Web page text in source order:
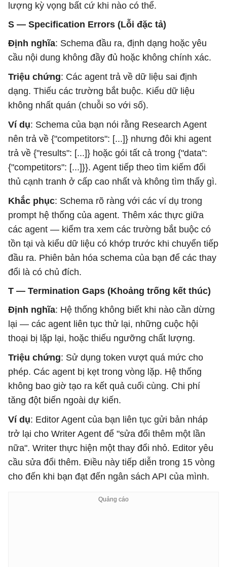
lượng kỳ vọng bất cứ khi nào có thể.
S — Specification Errors (Lỗi đặc tả)
Định nghĩa: Schema đầu ra, định dạng hoặc yêu
cầu nội dung không đầy đủ hoặc không chính xác.
Triệu chứng: Các agent trả về dữ liệu sai định
dạng. Thiếu các trường bắt buộc. Kiểu dữ liệu
không nhất quán (chuỗi so với số).
Ví dụ: Schema của bạn nói rằng Research Agent
nên trả về {"competitors": [...]} nhưng đôi khi agent
trả về {"results": [...]} hoặc gói tất cả trong {"data":
{"competitors": [...]}}. Agent tiếp theo tìm kiếm đối
thủ cạnh tranh ở cấp cao nhất và không tìm thấy gì.
Khắc phục: Schema rõ ràng với các ví dụ trong
prompt hệ thống của agent. Thêm xác thực giữa
các agent — kiểm tra xem các trường bắt buộc có
tồn tại và kiểu dữ liệu có khớp trước khi chuyển tiếp
đầu ra. Phiên bản hóa schema của bạn để các thay
đổi là có chủ đích.
T — Termination Gaps (Khoảng trống kết thúc)
Định nghĩa: Hệ thống không biết khi nào cần dừng
lại — các agent liên tục thử lại, những cuộc hội
thoại bị lặp lại, hoặc thiếu ngưỡng chất lượng.
Triệu chứng: Sử dụng token vượt quá mức cho
phép. Các agent bị kẹt trong vòng lặp. Hệ thống
không bao giờ tạo ra kết quả cuối cùng. Chi phí
tăng đột biến ngoài dự kiến.
Ví dụ: Editor Agent của bạn liên tục gửi bản nháp
trở lại cho Writer Agent để "sửa đổi thêm một lần
nữa". Writer thực hiện một thay đổi nhỏ. Editor yêu
cầu sửa đổi thêm. Điều này tiếp diễn trong 15 vòng
cho đến khi bạn đạt đến ngân sách API của mình.